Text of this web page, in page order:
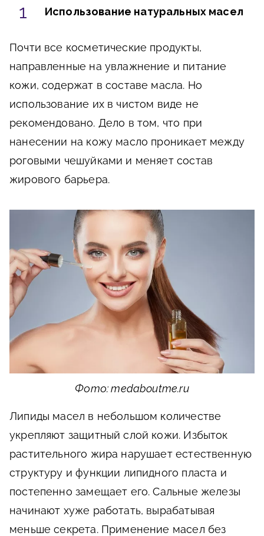
Использование натуральных масел
Почти все косметические продукты,
направленные на увлажнение и питание
кожи, содержат в составе масла. Но
использование их в чистом виде не
рекомендовано. Дело в том, что при
нанесении на кожу масло проникает между
роговыми чешуйками и меняет состав
жирового барьера.
Фото: medaboutme.ru
Липиды масел в небольшом количестве
укрепляют защитный слой кожи. Избыток
растительного жира нарушает естественную
структуру и функции липидного пласта и
постепенно замещает его. Сальные железы
начинают хуже работать, вырабатывая
меньше секрета. Применение масел без